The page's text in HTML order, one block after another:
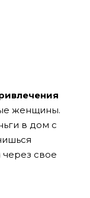
женщины.
в дом с
свое